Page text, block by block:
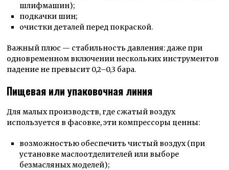
шлифмашин);
подкачки шин;
очистки деталей перед покраской.
Важный плюс — стабильность давления: даже при
одновременном включении нескольких инструментов
падение не превысит 0,2–0,3 бара.
Пищевая или упаковочная линия
Для малых производств, где сжатый воздух
используется в фасовке, эти компрессоры ценны:
возможностью обеспечить чистый воздух (при
установке маслоотделителей или выборе
безмасляных моделей);